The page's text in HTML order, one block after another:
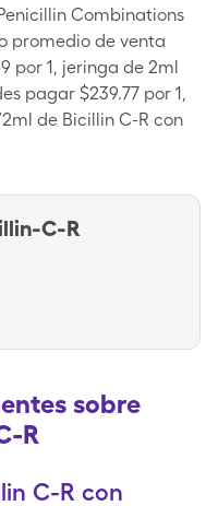
Combinations
promedio de venta
por 1, jeringa de 2ml
pagar $239.77 por 1,
de Bicillin C-R con
C-R
sobre
R
C-R con